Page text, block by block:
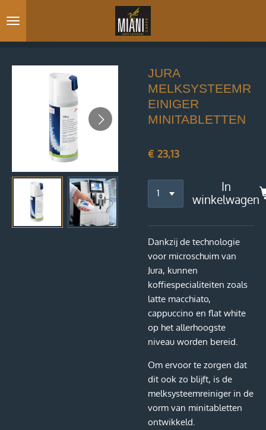
direct
naar
JURA
MELKSYSTEEMR
EINIGER
MINITABLETTEN
€ 23,13
In
winkelwagen
Dankzij de technologie
voor microschuim van
Jura, kunnen
koffiespecialiteiten zoals
latte macchiato,
cappuccino en flat white
op het allerhoogste
niveau worden bereid.
Om ervoor te zorgen dat
dit ook zo blijft, is de
melksysteemreiniger in de
vorm van minitabletten
ontwikkeld.